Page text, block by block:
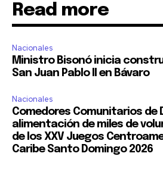
Read more
Nacionales
Ministro Bisonó inicia
San Juan Pablo II en Bávaro
Nacionales
Comedores Comunitarios de
alimentación de miles de
de los XXV Juegos
Caribe Santo Domingo 2026